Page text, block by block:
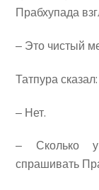
Прабхупада
‒ Это чистый
Татпура сказал:
‒ Нет.
‒ Сколько
спрашивать